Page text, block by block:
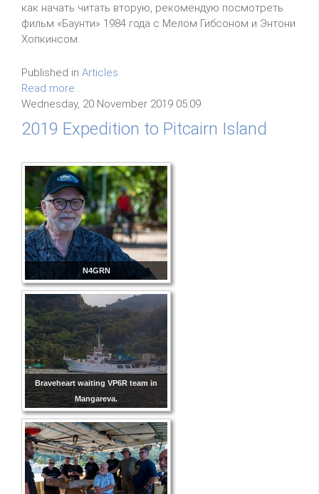
как начать читать вторую, рекомендую посмотреть
фильм «Баунти» 1984 года с Мелом Гибсоном и Энтони
Хопкинсом.
Published in Articles
Read more...
Wednesday, 20 November 2019 05:09
2019 Expedition to Pitcairn Island
N4GRN
Braveheart waiting VP6R team in
Mangareva.